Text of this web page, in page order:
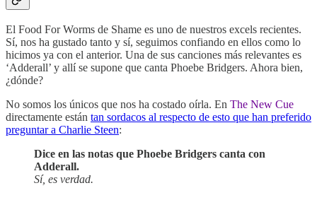
El Food For Worms de Shame es uno de nuestros excels recientes.
Sí, nos ha gustado tanto y sí, seguimos confiando en ellos como lo
hicimos ya con el anterior. Una de sus canciones más relevantes es
‘Adderall’ y allí se supone que canta Phoebe Bridgers. Ahora bien,
¿dónde?
No somos los únicos que nos ha costado oírla. En The New Cue
directamente están tan sordacos al respecto de esto que han preferido
preguntar a Charlie Steen:
Dice en las notas que Phoebe Bridgers canta con
Adderall.
Sí, es verdad.